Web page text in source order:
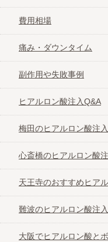
費用相場
痛み・ダウンタイム
副作用や失敗事例
ヒアルロン酸注入Q&A
梅田のヒアルロン酸注
心斎橋のヒアルロン酸
天王寺のおすすめヒア
難波のヒアルロン酸注
大阪でヒアルロン酸と